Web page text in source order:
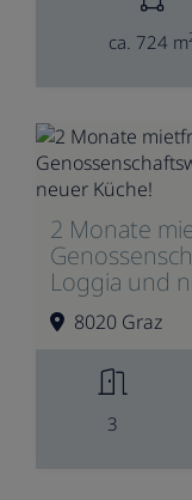
ca. 724 m
2 Monate
Loggia und
8020 Graz
3